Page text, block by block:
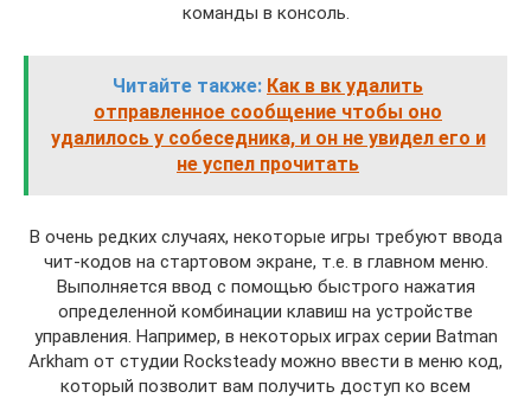
команды в консоль.
Читайте также: Как в вк удалить
отправленное сообщение чтобы оно
удалилось у собеседника, и он не увидел его и
не успел прочитать
В очень редких случаях, некоторые игры требуют ввода
чит-кодов на стартовом экране, т.е. в главном меню.
Выполняется ввод с помощью быстрого нажатия
определенной комбинации клавиш на устройстве
управления. Например, в некоторых играх серии Batman
Arkham от студии Rocksteady можно ввести в меню код,
который позволит вам получить доступ ко всем